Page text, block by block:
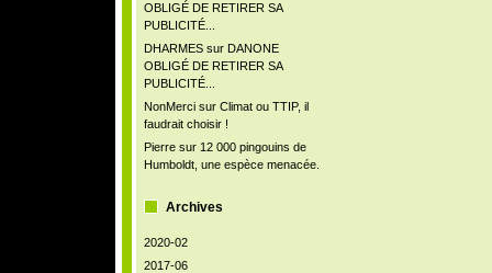
OBLIGÉ DE RETIRER SA
PUBLICITÉ...
DHARMESsur DANONE
OBLIGÉ DE RETIRER SA
PUBLICITÉ...
NonMercisur Climat ou TTIP, il
faudrait choisir !
Pierresur 12 000 pingouins de
Humboldt, une espèce menacée.
Archives
2020-02
2017-06